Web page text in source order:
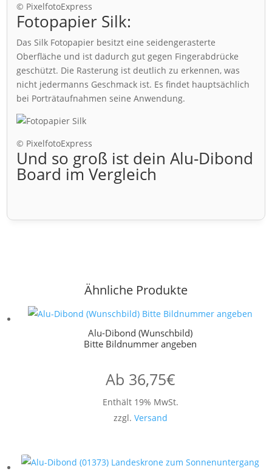
© PixelfotoExpress
Fotopapier Silk:
Das Silk Fotopapier besitzt eine seidengerasterte
Oberfläche und ist dadurch gut gegen Fingerabdrücke
geschützt. Die Rasterung ist deutlich zu erkennen, was
nicht jedermanns Geschmack ist. Es findet hauptsächlich
bei Porträtaufnahmen seine Anwendung.
© PixelfotoExpress
Und so groß ist dein Alu-Dibond
Board im Vergleich
Ähnliche Produkte
Alu-Dibond (Wunschbild)
Bitte Bildnummer angeben
Ab 36,75€
Enthält 19% MwSt.
zzgl. Versand